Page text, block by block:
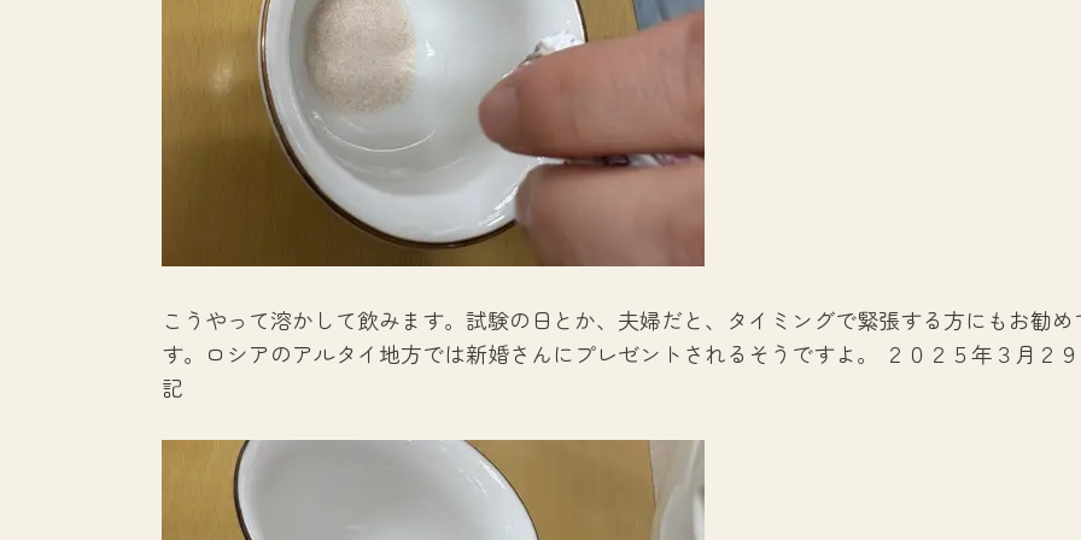
こうやって溶かして飲みます。試験の日とか、夫婦だと、タイミングで緊張する方にもお勧め
す。ロシアのアルタイ地方では新婚さんにプレゼントされるそうですよ。 ２０２５年３月２
記